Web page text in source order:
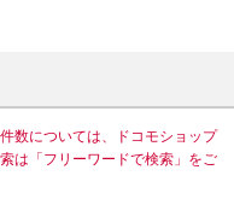
数については、ドコモショップ
は「フリーワードで検索」をご